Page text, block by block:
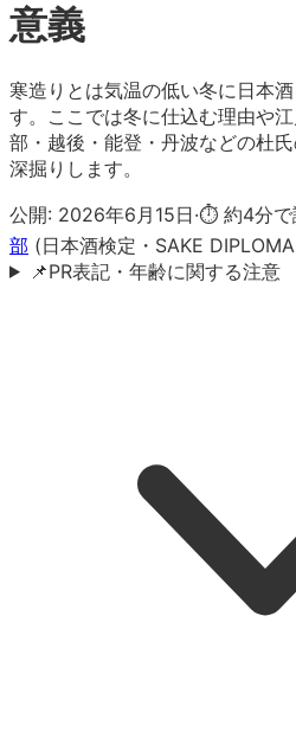
意義
寒造りとは気温の低い冬に日本
す。ここでは冬に仕込む理由や
部・越後・能登・丹波などの杜
深掘りします。
公開: 2026年6月15日·⏱ 約4分で
部 (日本酒検定・SAKE
📌PR表記・年齢に関する注意